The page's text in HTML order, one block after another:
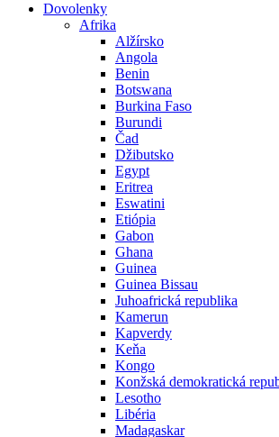
Dovolenky
Afrika
Alžírsko
Angola
Benin
Botswana
Burkina Faso
Burundi
Čad
Džibutsko
Egypt
Eritrea
Eswatini
Etiópia
Gabon
Ghana
Guinea
Guinea Bissau
Juhoafrická republika
Kamerun
Kapverdy
Keňa
Kongo
Konžská demokratická
Lesotho
Libéria
Madagaskar